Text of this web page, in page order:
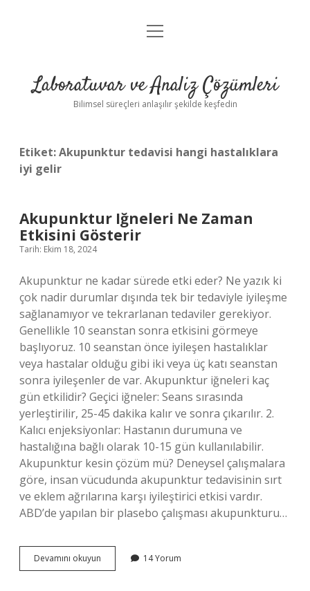
Anasayfa
Yasal Uyarı
menüyü
Laboratuvar ve Analiz Çözümleri
Bilimsel süreçleri anlaşılır şekilde keşfedin
Etiket:Akupunktur tedavisi hangi hastalıklara
iyi gelir
Akupunktur Iğneleri Ne Zaman
Etkisini Gösterir
Tarih: Ekim 18, 2024
Akupunktur ne kadar sürede etki eder? Ne yazık ki
çok nadir durumlar dışında tek bir tedaviyle iyileşme
sağlanamıyor ve tekrarlanan tedaviler gerekiyor.
Genellikle 10 seanstan sonra etkisini görmeye
başlıyoruz. 10 seanstan önce iyileşen hastalıklar
veya hastalar olduğu gibi iki veya üç katı seanstan
sonra iyileşenler de var. Akupunktur iğneleri kaç
gün etkilidir? Geçici iğneler: Seans sırasında
yerleştirilir, 25-45 dakika kalır ve sonra çıkarılır. 2.
Kalıcı enjeksiyonlar: Hastanın durumuna ve
hastalığına bağlı olarak 10-15 gün kullanılabilir.
Akupunktur kesin çözüm mü? Deneysel çalışmalara
göre, insan vücudunda akupunktur tedavisinin sırt
ve eklem ağrılarına karşı iyileştirici etkisi vardır.
ABD’de yapılan bir plasebo çalışması akupunkturu…
Devamını okuyun Akupunktur
Iğneleri
14 Yorum